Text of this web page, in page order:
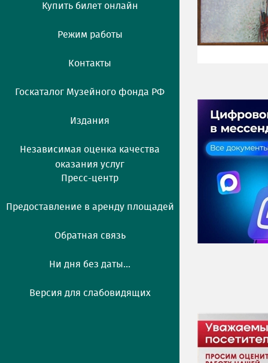
Купить билет онлайн
Режим работы
Контакты
Госкаталог Музейного фонда РФ
Издания
Независимая оценка качества
оказания услуг
Пресс-центр
Предоставление в аренду площадей
Обратная связь
Ни дня без даты...
Версия для слабовидящих